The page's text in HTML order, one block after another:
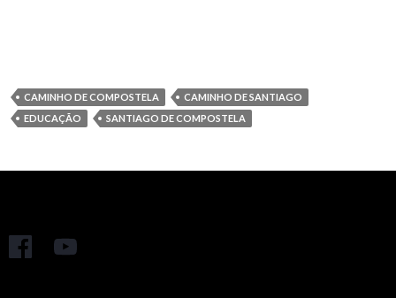
CAMINHO DE COMPOSTELA
CAMINHO DE SANTIAGO
EDUCAÇÃO
SANTIAGO DE COMPOSTELA